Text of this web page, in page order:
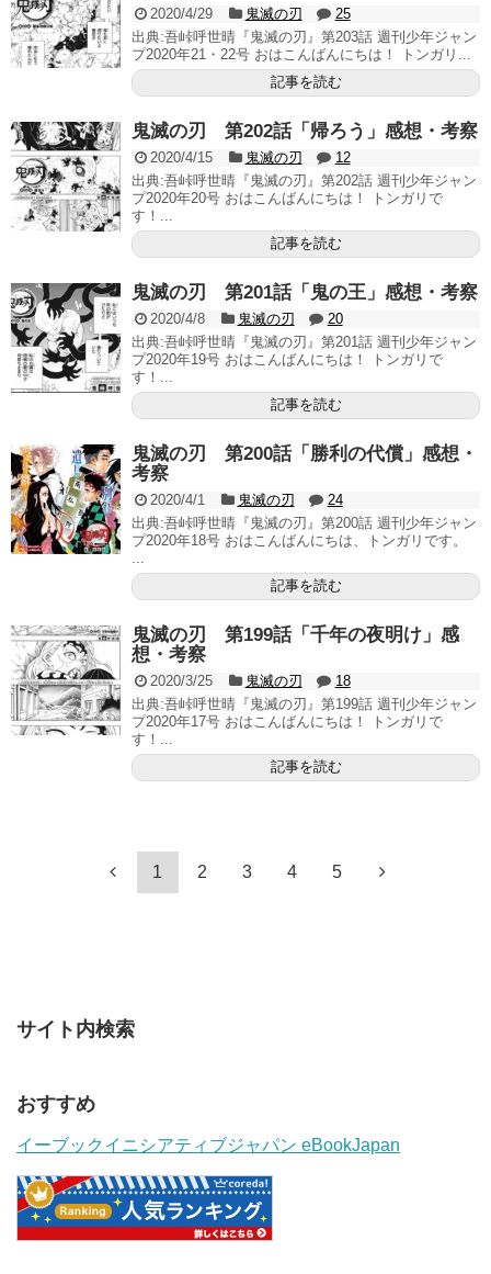
2020/4/29 鬼滅の刃
25
出典:吾峠呼世晴『鬼滅の刃』第203話 週刊少年ジャン
プ2020年21・22号 おはこんばんにちは！ トンガリ...
記事を読む
鬼滅の刃 第202話「帰ろう」感想・考察
2020/4/15 鬼滅の刃
12
出典:吾峠呼世晴『鬼滅の刃』第202話 週刊少年ジャン
プ2020年20号 おはこんばんにちは！ トンガリで
す！...
記事を読む
鬼滅の刃 第201話「鬼の王」感想・考察
2020/4/8 鬼滅の刃
20
出典:吾峠呼世晴『鬼滅の刃』第201話 週刊少年ジャン
プ2020年19号 おはこんばんにちは！ トンガリで
す！...
記事を読む
鬼滅の刃 第200話「勝利の代償」感想・
考察
2020/4/1 鬼滅の刃
24
出典:吾峠呼世晴『鬼滅の刃』第200話 週刊少年ジャン
プ2020年18号 おはこんばんにちは、トンガリです。
...
記事を読む
鬼滅の刃 第199話「千年の夜明け」感
想・考察
2020/3/25 鬼滅の刃
18
出典:吾峠呼世晴『鬼滅の刃』第199話 週刊少年ジャン
プ2020年17号 おはこんばんにちは！ トンガリで
す！...
記事を読む
1 2 3 4 5
サイト内検索
おすすめ
イーブックイニシアティブジャパン eBookJapan